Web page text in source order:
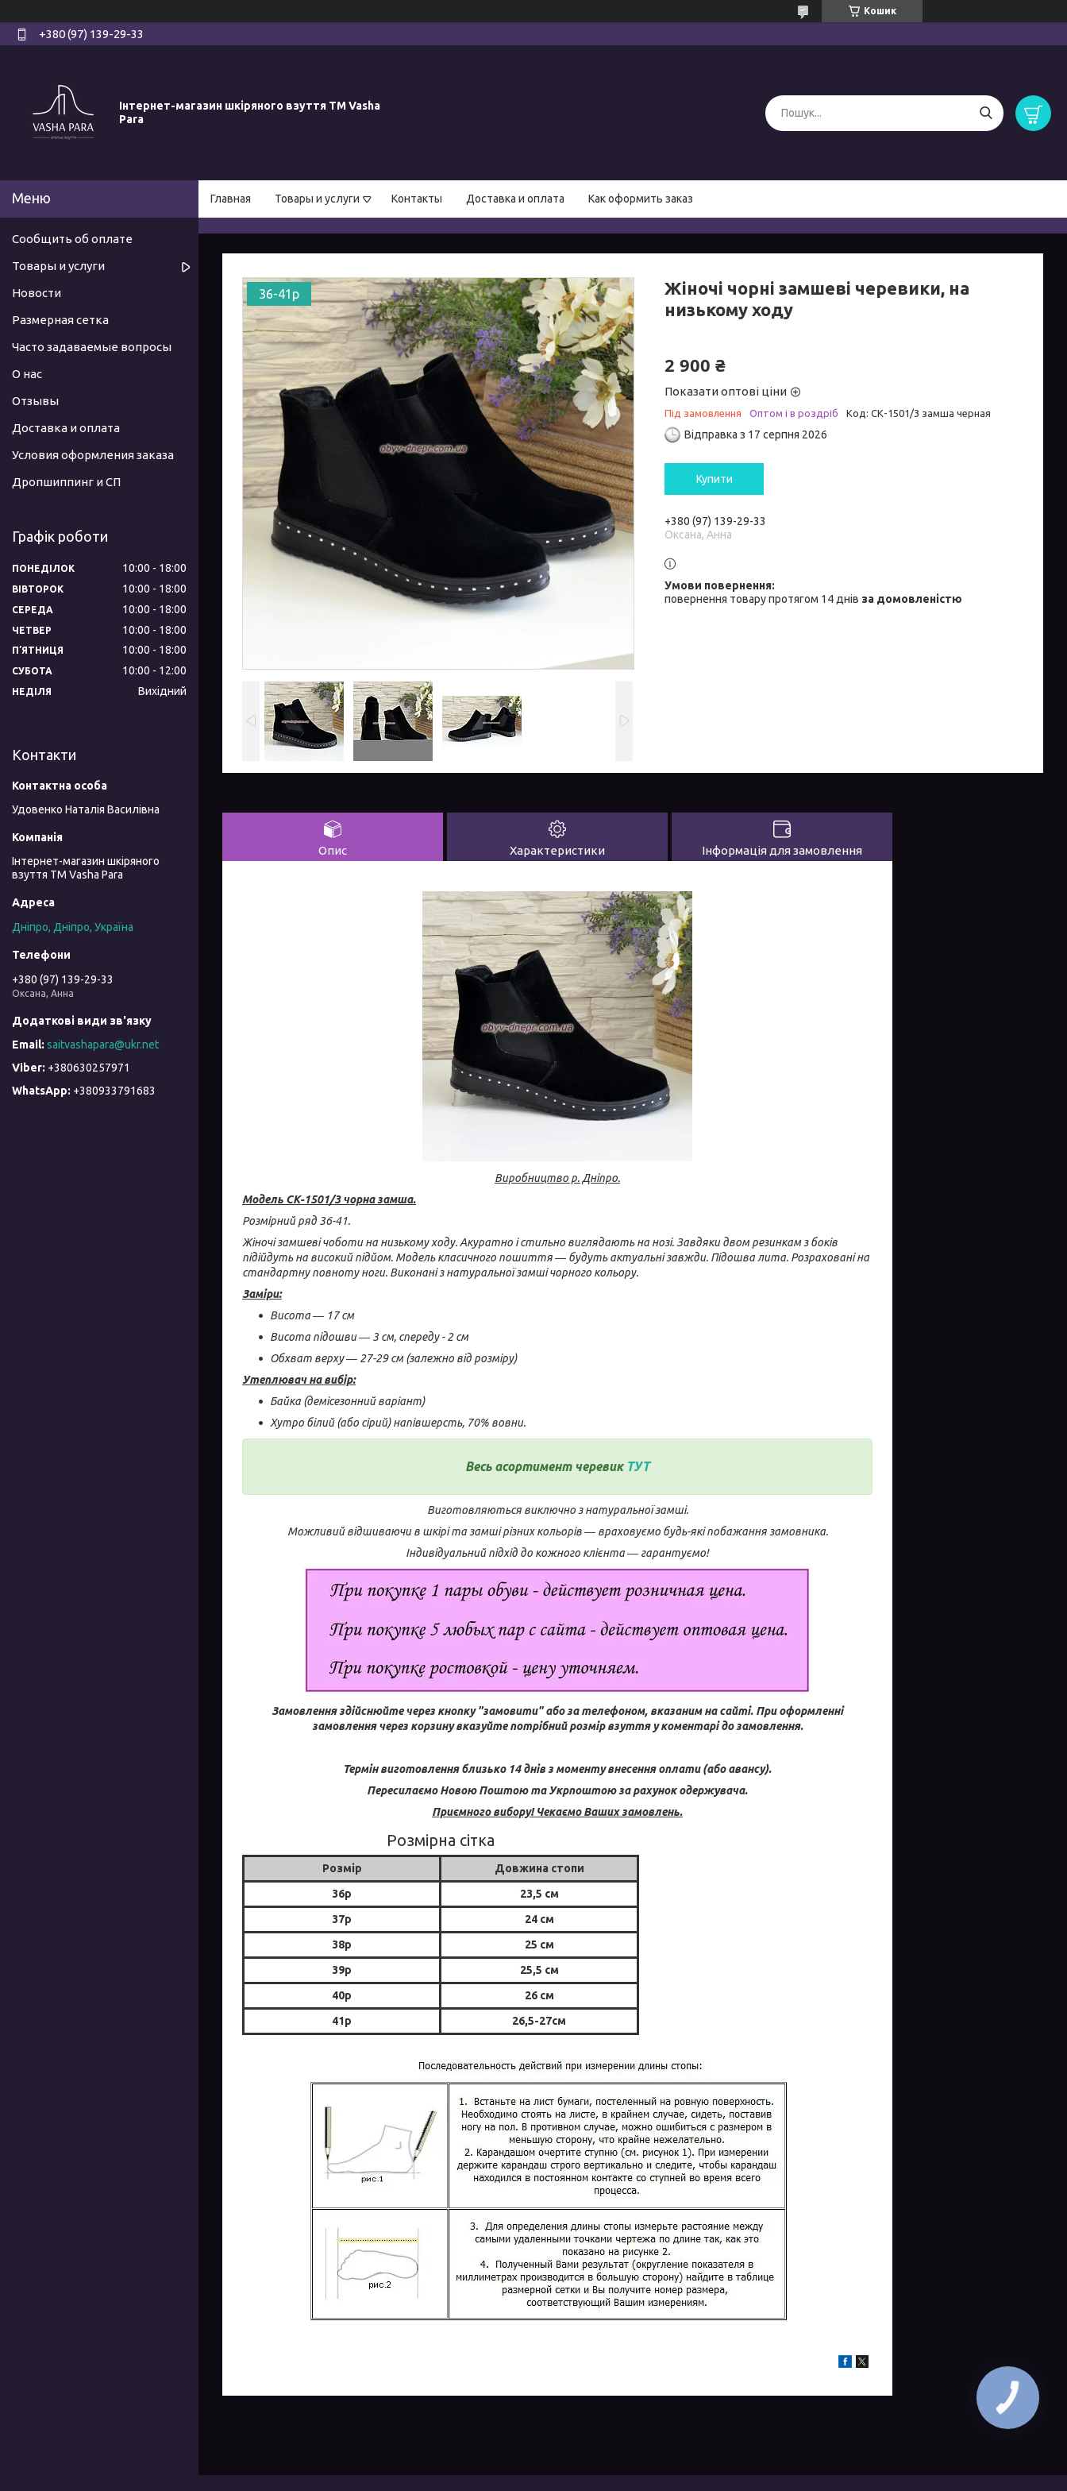
Кошик
+380 (97) 139-29-33
Інтернет-магазин шкіряного взуття ТМ Vasha
Para
Главная Товары и услуги Контакты Доставка и оплата Как оформить заказ
36-41р
Жіночі чорні замшеві черевики, на
низькому ходу
2 900 ₴
Показати оптові ціни
Під замовлення Оптом і в роздріб Код: СК-1501/3 замша черная
Відправка з 17 серпня 2026
Купити
+380 (97) 139-29-33
Оксана, Анна
повернення товару протягом 14 днів за домовленістю
Опис Характеристики Інформація для замовлення
Виробництво р. Дніпро.
Модель СК-1501/3 чорна замша.
Розмірний ряд 36-41.
Жіночі замшеві чоботи на низькому ходу. Акуратно і стильно виглядають на нозі. Завдяки двом резинкам з боків
підійдуть на високий підйом. Модель класичного пошиття ― будуть актуальні завжди. Підошва лита. Розраховані на
стандартну повноту ноги. Виконані з натуральної замші чорного кольору.
Заміри:
Висота ― 17 см
Висота підошви ― 3 см, спереду - 2 см
Обхват верху ― 27-29 см (залежно від розміру)
Утеплювач на вибір:
Байка (демісезонний варіант)
Хутро білий (або сірий) напівшерсть, 70% вовни.
Весь асортимент черевик ТУТ
Виготовляються виключно з натуральної замші.
Можливий відшиваючи в шкірі та замші різних кольорів ― враховуємо будь-які побажання замовника.
Індивідуальний підхід до кожного клієнта ― гарантуємо!
Замовлення здійснюйте через кнопку "замовити" або за телефоном, вказаним на сайті. При оформленні
замовлення через корзину вказуйте потрібний розмір взуття у коментарі до замовлення.
Термін виготовлення близько 14 днів з моменту внесення оплати (або авансу).
Пересилаємо Новою Поштою та Укрпоштою за рахунок одержувача.
Приємного вибору! Чекаємо Ваших замовлень.
Розмір Довжина стопи
Розмірна сітка
36р
23,5 см
37р
24 см
38р
25 см
39р
25,5 см
40р
26 см
41р
26,5-27см
Сообщить об оплате
Товары и услуги
Новости
Размерная сетка
Часто задаваемые вопросы
О нас
Отзывы
Доставка и оплата
Условия оформления заказа
Дропшиппинг и СП
Графік роботи
ПОНЕДІЛОК 10:00 18:00
ВІВТОРОК 10:00 18:00
СЕРЕДА 10:00 18:00
ЧЕТВЕР 10:00 18:00
ПʼЯТНИЦЯ 10:00 18:00
СУБОТА 10:00 12:00
НЕДІЛЯ Вихідний
Контакти
Удовенко Наталія Василівна
Інтернет-магазин шкіряного
взуття ТМ Vasha Para
Дніпро, Дніпро, Україна
+380 (97) 139-29-33
Оксана, Анна
saitvashapara@ukr.net
+380630257971
+380933791683